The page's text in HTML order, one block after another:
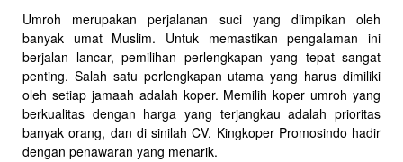
Umroh merupakan perjalanan suci yang diimpikan oleh
banyak umat Muslim. Untuk memastikan pengalaman ini
berjalan lancar, pemilihan perlengkapan yang tepat sangat
penting. Salah satu perlengkapan utama yang harus dimiliki
oleh setiap jamaah adalah koper. Memilih koper umroh yang
berkualitas dengan harga yang terjangkau adalah prioritas
banyak orang, dan di sinilah CV. Kingkoper Promosindo hadir
dengan penawaran yang menarik.